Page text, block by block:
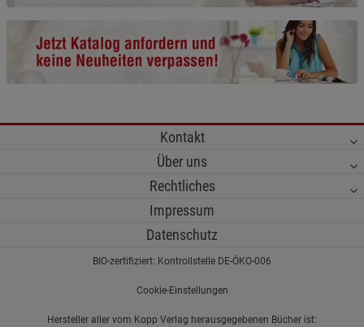
Kontakt
Über uns
Rechtliches
Impressum
Datenschutz
BIO-zertifiziert: Kontrollstelle DE-ÖKO-006
Cookie-Einstellungen
Hersteller aller vom Kopp Verlag herausgegebenen Bücher ist:
Funktionale Cookies (1) Funktionale
Beschreibung Funktionale Cookies
anzeigen
Statistik Cookies (2) Statistik Cookies
Beschreibung Statistik Cookies
Cookie-Informationen
Marketing Cookies (3)
Datenschutzerklärung Impressum